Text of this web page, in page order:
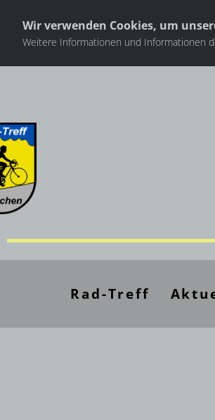
Rad-Treff
Wir verwenden Cookies, um
Weitere Informationen und Informationen